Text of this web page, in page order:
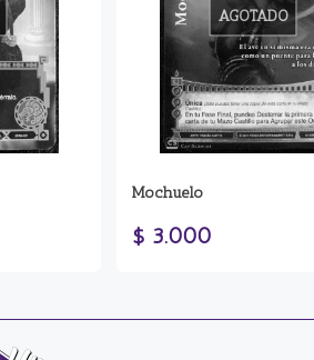
AGOTADO
Mochuelo
$ 3.000